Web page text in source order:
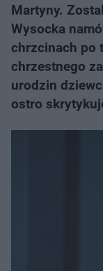
Martyny.
Wysocka
chrzcinach po
chrzestnego
urodzin
ostro